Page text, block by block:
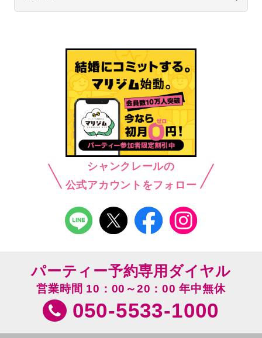
シャンクレールの
公式アカウントをフォロー
パーティー予約専用ダイヤル
営業時間 10：00～20：00 年中無休
050-5533-1000